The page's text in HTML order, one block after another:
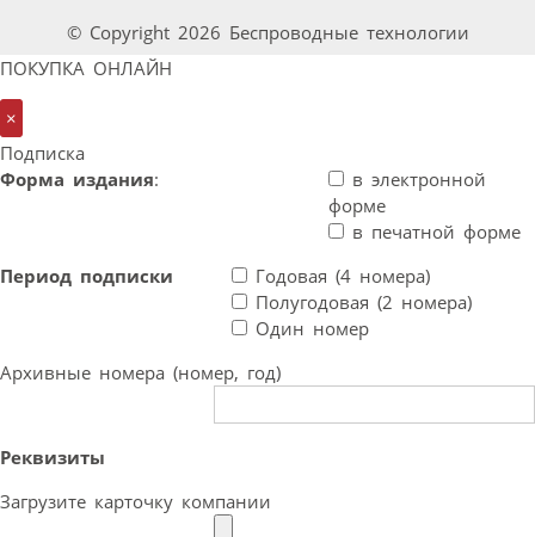
© Copyright 2026 Беспроводные технологии
ПОКУПКА ОНЛАЙН
×
Подписка
Форма издания:
в электронной
форме
в печатной форме
Период подписки
Годовая (4 номера)
Полугодовая (2 номера)
Один номер
Архивные номера (номер, год)
Реквизиты
Загрузите карточку компании